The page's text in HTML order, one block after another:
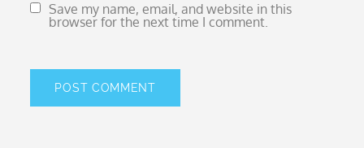
Save my name, email, and website in this
browser for the next time I comment.